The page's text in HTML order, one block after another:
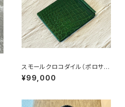
スモールクロコダイル（ポロサ
ス） マネークリップ 無双仕
様 キプロスグリーン
¥99,000